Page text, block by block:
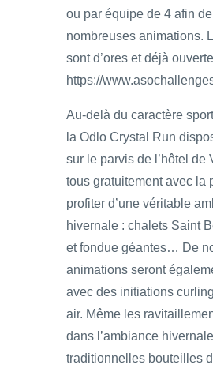
ou par équipe de 4 afin
nombreuses animations.
sont d’ores et déjà
https://
Au-delà du caractère
la Odlo Crystal Run
sur le parvis de l’hôtel de
tous gratuitement avec la
profiter d’une véritable
hivernale : chalets Saint
et fondue géantes… De
animations seront
avec des initiations
air. Même les
dans l’ambiance
traditionnelles bouteilles